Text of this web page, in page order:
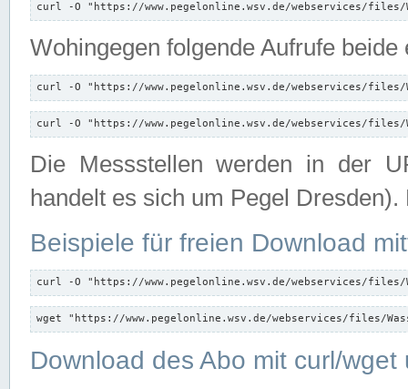
curl -O "https://www.pegelonline.wsv.de/webservices/files/
Wohingegen folgende Aufrufe beide
curl -O "https://www.pegelonline.wsv.de/webservices/files/
curl -O "https://www.pegelonline.wsv.de/webservices/files/
Die Messstellen werden in der
handelt es sich um Pegel
Beispiele für freien Download
curl -O "https://www.pegelonline.wsv.de/webservices/files/
wget "https://www.pegelonline.wsv.de/webservices/files/
Download des Abo mit curl/